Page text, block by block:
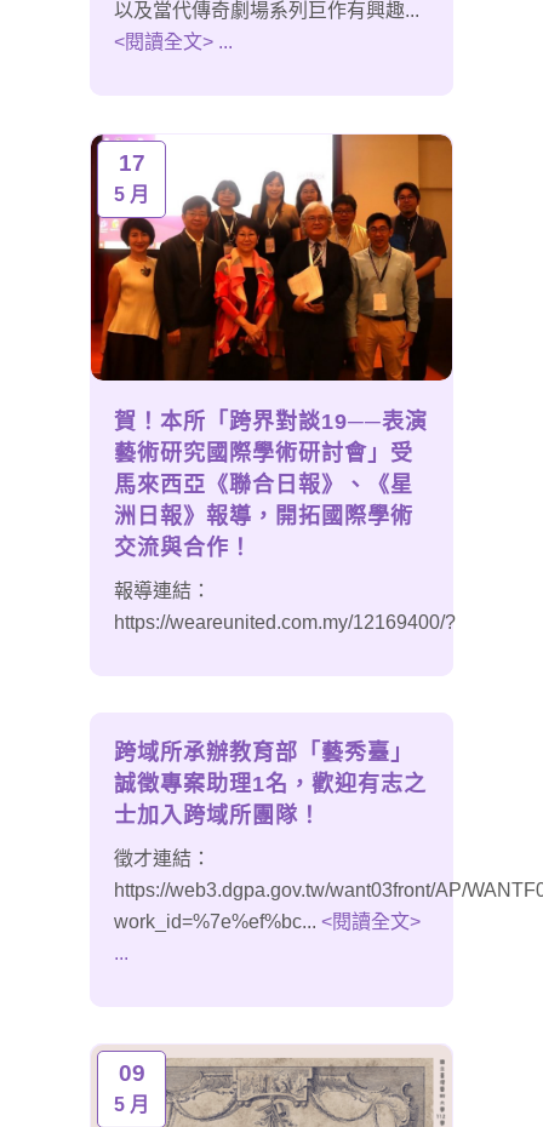
以及當代傳奇劇場系列巨作有興趣...
<閱讀全文> ...
17
5 月
賀！本所「跨界對談19──表演
藝術研究國際學術研討會」受
馬來西亞《聯合日報》、《星
洲日報》報導，開拓國際學術
交流與合作！
報導連結：
https://weareunited.com.my/12169400/?
跨域所承辦教育部「藝秀臺」
誠徵專案助理1名，歡迎有志之
士加入跨域所團隊！
徵才連結：
https://web3.dgpa.gov.tw/want03front/AP/
work_id=%7e%ef%bc... <閱讀全文>
...
09
5 月